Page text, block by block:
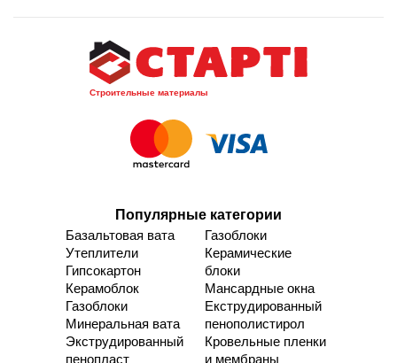
Строительные материалы
Популярные категории
Базальтовая вата
Утеплители
Гипсокартон
Керамоблок
Газоблоки
Минеральная вата
Экструдированный
пенопласт
Газоблоки
Керамические
блоки
Мансардные окна
Екструдированный
пенополистирол
Кровельные пленки
и мембраны